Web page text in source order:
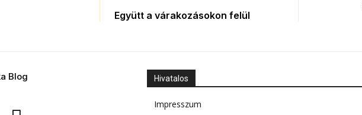
Együtt a várakozásokon felül
Blog Hivatalos
Impresszum